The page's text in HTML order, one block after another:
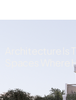
Architecture Is
Spaces Where